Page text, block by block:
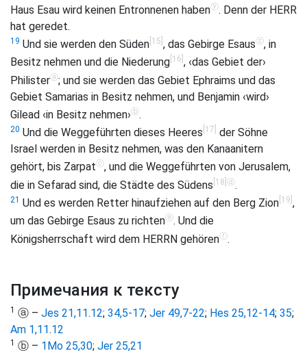
Haus Esau wird keinen Entronnenen habenⓨ. Denn der HERR
hat geredet.
19 Und sie werden den Süden [15] , das Gebirge Esausⓩ, in
Besitz nehmen und die Niederung [16] , ‹das Gebiet der›
Philisterⓐ; und sie werden das Gebiet Ephraims und das
Gebiet Samarias in Besitz nehmen, und Benjamin ‹wird›
Gilead ‹in Besitz nehmen›ⓑ.
20 Und die Weggeführten dieses Heeres [17] der Söhne
Israel werden in Besitz nehmen, was den Kanaanitern
gehört, bis Zarpatⓒ, und die Weggeführten von Jerusalem,
die in Sefarad sind, die Städte des Südens [18] ⓓ.
21 Und es werden Retter hinaufziehen auf den Berg Zion [19] ,
um das Gebirge Esaus zu richtenⓔ. Und die
Königsherrschaft wird dem HERRN gehörenⓕ.
Примечания к тексту
1 ⓐ – Jes 21,11.12; 34,5-17; Jer 49,7-22; Hes 25,12-14; 35;
Am 1,11.12
1 ⓑ – 1Mo 25,30; Jer 25,21